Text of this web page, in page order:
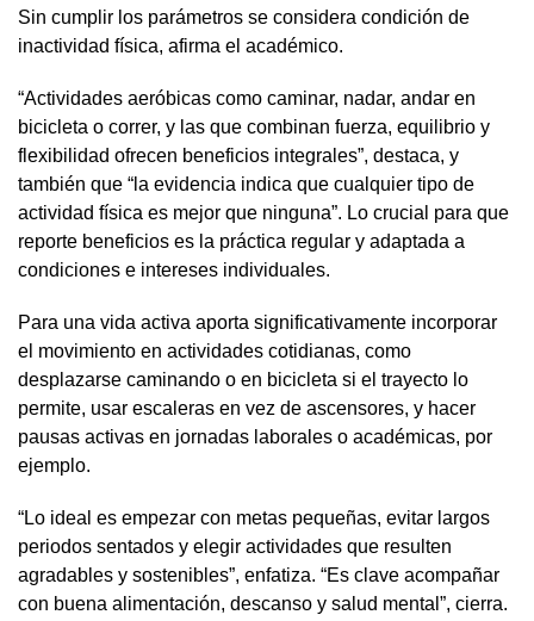
Sin cumplir los parámetros se considera condición de
inactividad física, afirma el académico.
“Actividades aeróbicas como caminar, nadar, andar en
bicicleta o correr, y las que combinan fuerza, equilibrio y
flexibilidad ofrecen beneficios integrales”, destaca, y
también que “la evidencia indica que cualquier tipo de
actividad física es mejor que ninguna”. Lo crucial para que
reporte beneficios es la práctica regular y adaptada a
condiciones e intereses individuales.
Para una vida activa aporta significativamente incorporar
el movimiento en actividades cotidianas, como
desplazarse caminando o en bicicleta si el trayecto lo
permite, usar escaleras en vez de ascensores, y hacer
pausas activas en jornadas laborales o académicas, por
ejemplo.
“Lo ideal es empezar con metas pequeñas, evitar largos
periodos sentados y elegir actividades que resulten
agradables y sostenibles”, enfatiza. “Es clave acompañar
con buena alimentación, descanso y salud mental”, cierra.